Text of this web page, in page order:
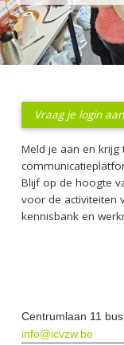
Vraag je login
Meld je aan en krijg
Blijf op de hoogte
voor de activiteiten
kennisbank en
Centrumlaan 11
info@icvzw.be